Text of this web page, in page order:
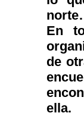
En
de
ella.